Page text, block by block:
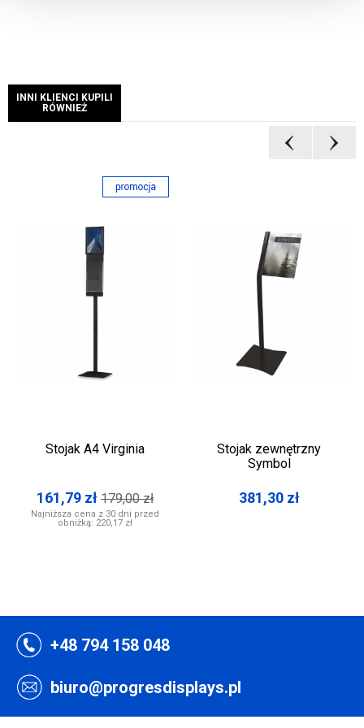
INNI KLIENCI KUPILI
RÓWNIEŻ
Stojak A4 Virginia
161,79 zł 179,00zł
Najniższa cena z 30 dni przed
obniżką: 220,17 zł
Stojak zewnętrzny
Symbol
381,30 zł
+48 794 158 048
biuro@progresdisplays.pl